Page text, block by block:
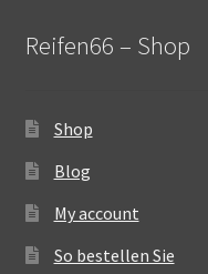
Reifen66 – Shop
Shop
Blog
My account
So bestellen Sie